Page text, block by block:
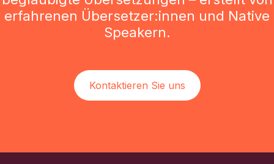
erfahrenen Übersetzer:innen und Native
Speakern.
Kontaktieren Sie uns